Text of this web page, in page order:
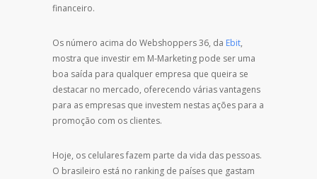
financeiro.
Os número acima do Webshoppers 36, da Ebit,
mostra que investir em M-Marketing pode ser uma
boa saída para qualquer empresa que queira se
destacar no mercado, oferecendo várias vantagens
para as empresas que investem nestas ações para a
promoção com os clientes.
Hoje, os celulares fazem parte da vida das pessoas.
O brasileiro está no ranking de países que gastam